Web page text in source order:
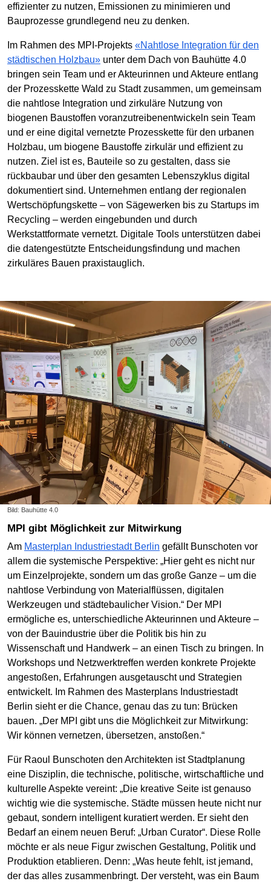
effizienter zu nutzen, Emissionen zu minimieren und
Bauprozesse grundlegend neu zu denken.
Im Rahmen des MPI-Projekts «Nahtlose Integration für den
städtischen Holzbau» unter dem Dach von Bauhütte 4.0
bringen sein Team und er Akteurinnen und Akteure entlang
der Prozesskette Wald zu Stadt zusammen, um gemeinsam
die nahtlose Integration und zirkuläre Nutzung von
biogenen Baustoffen voranzutreibenentwickeln sein Team
und er eine digital vernetzte Prozesskette für den urbanen
Holzbau, um biogene Baustoffe zirkulär und effizient zu
nutzen. Ziel ist es, Bauteile so zu gestalten, dass sie
rückbaubar und über den gesamten Lebenszyklus digital
dokumentiert sind. Unternehmen entlang der regionalen
Wertschöpfungskette – von Sägewerken bis zu Startups im
Recycling – werden eingebunden und durch
Werkstattformate vernetzt. Digitale Tools unterstützen dabei
die datengestützte Entscheidungsfindung und machen
zirkuläres Bauen praxistauglich.
Bild: Bauhütte 4.0
MPI gibt Möglichkeit zur Mitwirkung
Am Masterplan Industriestadt Berlin gefällt Bunschoten vor
allem die systemische Perspektive: „Hier geht es nicht nur
um Einzelprojekte, sondern um das große Ganze – um die
nahtlose Verbindung von Materialflüssen, digitalen
Werkzeugen und städtebaulicher Vision.“ Der MPI
ermögliche es, unterschiedliche Akteurinnen und Akteure –
von der Bauindustrie über die Politik bis hin zu
Wissenschaft und Handwerk – an einen Tisch zu bringen. In
Workshops und Netzwerktreffen werden konkrete Projekte
angestoßen, Erfahrungen ausgetauscht und Strategien
entwickelt. Im Rahmen des Masterplans Industriestadt
Berlin sieht er die Chance, genau das zu tun: Brücken
bauen. „Der MPI gibt uns die Möglichkeit zur Mitwirkung:
Wir können vernetzen, übersetzen, anstoßen.“
Für Raoul Bunschoten den Architekten ist Stadtplanung
eine Disziplin, die technische, politische, wirtschaftliche und
kulturelle Aspekte vereint: „Die kreative Seite ist genauso
wichtig wie die systemische. Städte müssen heute nicht nur
gebaut, sondern intelligent kuratiert werden. Er sieht den
Bedarf an einem neuen Beruf: „Urban Curator“. Diese Rolle
möchte er als neue Figur zwischen Gestaltung, Politik und
Produktion etablieren. Denn: „Was heute fehlt, ist jemand,
der das alles zusammenbringt. Der versteht, was ein Baum